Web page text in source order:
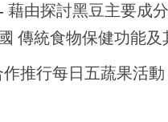
藉由探討黑豆主要成
傳統食物保健功能及
推行每日五蔬果活